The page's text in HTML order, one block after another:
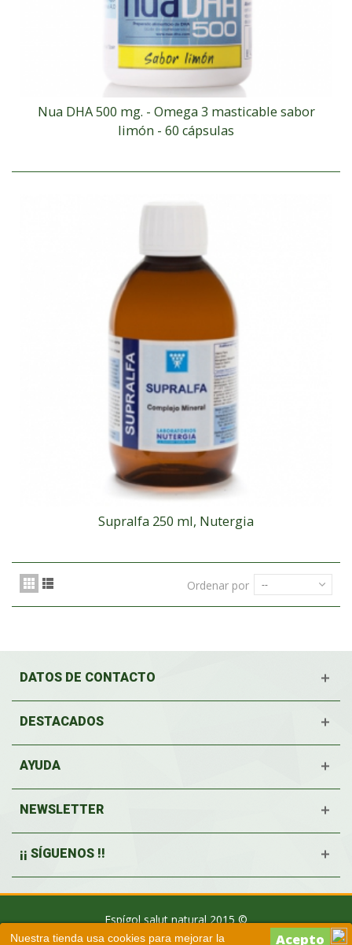
Nuestra tienda usa cookies para mejorar la
Nua DHA 500 mg. - Omega 3 masticable sabor
limón - 60 cápsulas
Supralfa 250 ml, Nutergia
Ordenar por --
DATOS DE CONTACTO
DESTACADOS
AYUDA
NEWSLETTER
¡¡ SÍGUENOS !!
Espígol salut natural 2015 ©